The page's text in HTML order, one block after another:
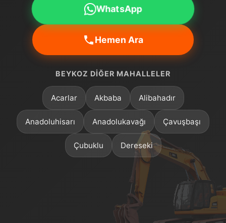
WhatsApp
Hemen Ara
BEYKOZ DIĞER MAHALLELER
Acarlar Akbaba Alibahadır
Anadoluhisarı Anadolukavağı Çavuşbaşı
Çubuklu Dereseki